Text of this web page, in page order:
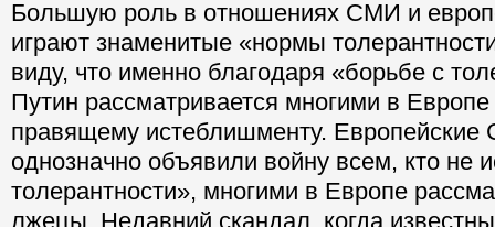
Большую роль в отношениях СМИ и
играют знаменитые «нормы
виду, что именно благодаря «борьбе с
Путин рассматривается многими в Европе
правящему истеблишменту.
однозначно объявили войну всем, кто не
толерантности», многими в Европе
лжецы. Недавний скандал, когда